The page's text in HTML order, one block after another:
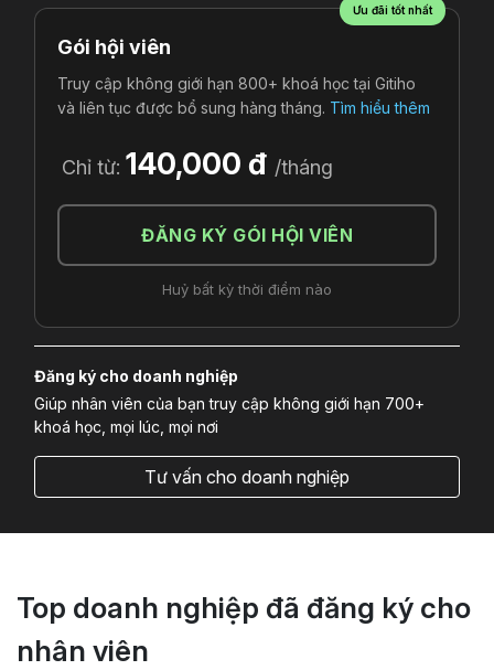
Ưu đãi tốt nhất
Gói hội viên
Truy cập không giới hạn 800+ khoá học tại Gitiho
và liên tục được bổ sung hàng tháng. Tìm hiểu thêm
Chỉ từ: 140,000 đ /tháng
ĐĂNG KÝ GÓI HỘI VIÊN
Huỷ bất kỳ thời điểm nào
Đăng ký cho doanh nghiệp
Giúp nhân viên của bạn truy cập không giới hạn 700+
khoá học, mọi lúc, mọi nơi
Tư vấn cho doanh nghiệp
Top doanh nghiệp đã đăng ký cho
nhân viên